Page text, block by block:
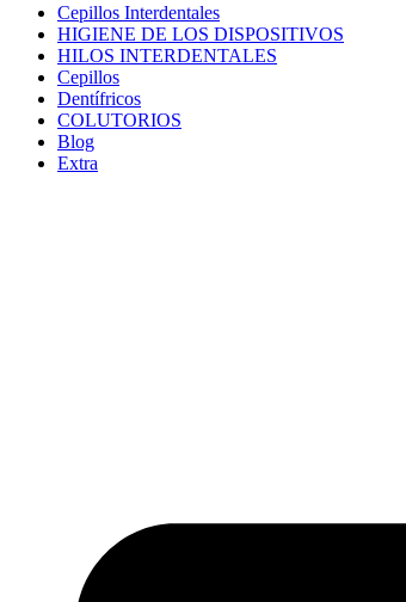
Cepillos Interdentales
HIGIENE DE LOS DISPOSITIVOS
HILOS INTERDENTALES
Cepillos
Dentífricos
COLUTORIOS
Blog
Extra